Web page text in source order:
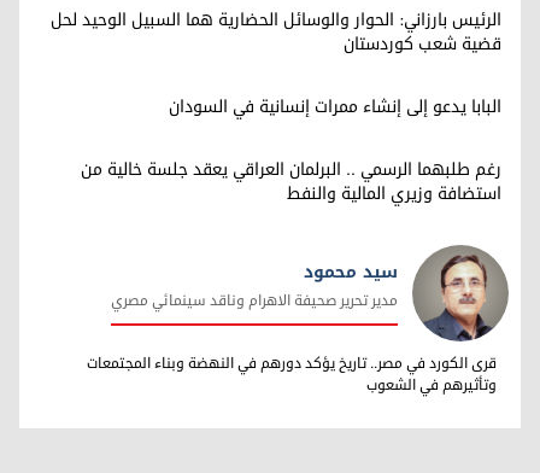
الرئيس بارزاني: الحوار والوسائل الحضارية هما السبيل الوحيد لحل
قضية شعب كوردستان
البابا يدعو إلى إنشاء ممرات إنسانية في السودان
رغم طلبهما الرسمي .. البرلمان العراقي يعقد جلسة خالية من
استضافة وزيري المالية والنفط
سيد محمود
سيد محمود
مدير تحرير صحيفة الاهرام وناقد سينمائي مصري
قرى الكورد في مصر.. تاريخ يؤكد دورهم في النهضة وبناء المجتمعات
وتأثيرهم في الشعوب